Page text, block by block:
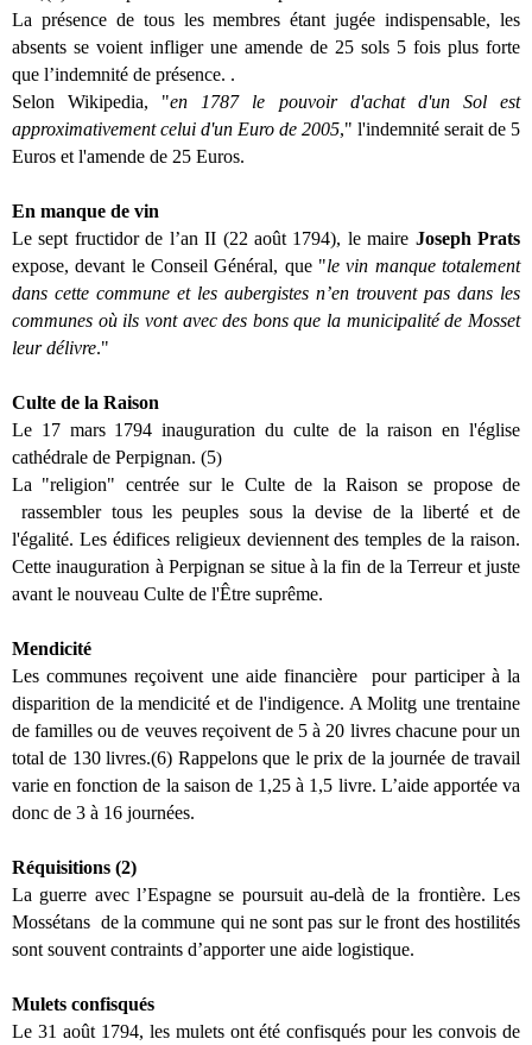
La présence de tous les membres étant jugée indispensable, les
absents se voient infliger une amende de 25 sols 5 fois plus forte
que l’indemnité de présence. .
Selon Wikipedia, "en 1787 le pouvoir d'achat d'un Sol est
approximativement celui d'un Euro de 2005," l'indemnité serait de 5
Euros et l'amende de 25 Euros.
En manque de vin
Le sept fructidor de l’an II (22 août 1794), le maire Joseph Prats
expose, devant le Conseil Général, que "le vin manque totalement
dans cette commune et les aubergistes n’en trouvent pas dans les
communes où ils vont avec des bons que la municipalité de Mosset
leur délivre."
Culte de la Raison
Le 17 mars 1794 inauguration du culte de la raison en l'église
cathédrale de Perpignan. (5)
La "religion" centrée sur le Culte de la Raison se propose de
rassembler tous les peuples sous la devise de la liberté et de
l'égalité. Les édifices religieux deviennent des temples de la raison.
Cette inauguration à Perpignan se situe à la fin de la Terreur et juste
avant le nouveau Culte de l'Être suprême.
Mendicité
Les communes reçoivent une aide financière pour participer à la
disparition de la mendicité et de l'indigence. A Molitg une trentaine
de familles ou de veuves reçoivent de 5 à 20 livres chacune pour un
total de 130 livres.(6) Rappelons que le prix de la journée de travail
varie en fonction de la saison de 1,25 à 1,5 livre. L’aide apportée va
donc de 3 à 16 journées.
Réquisitions (2)
La guerre avec l’Espagne se poursuit au-delà de la frontière. Les
Mossétans de la commune qui ne sont pas sur le front des hostilités
sont souvent contraints d’apporter une aide logistique.
Mulets confisqués
Le 31 août 1794, les mulets ont été confisqués pour les convois de